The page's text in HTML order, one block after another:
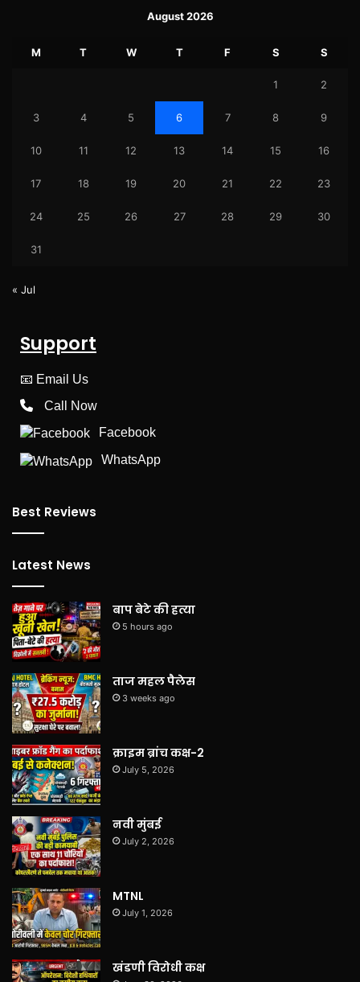
August 2026
M T W T F S S
1 2
3 4 5 6 7 8 9
10 11 12 13 14 15 16
17 18 19 20 21 22 23
24 25 26 27 28 29 30
31
« Jul
Support
📧 Email Us
Call Now
Facebook
WhatsApp
Best Reviews
Latest News
बाप बेटे की हत्या
5 hours ago
ताज महल पैलेस
3 weeks ago
क्राइम ब्रांच कक्ष-2
July 5, 2026
नवी मुंबई
July 2, 2026
MTNL
July 1, 2026
खंडणी विरोधी कक्ष